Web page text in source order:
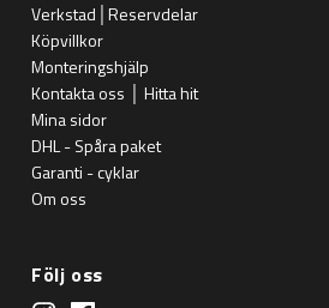
Verkstad│Reservdelar
Köpvillkor
Monteringshjälp
Kontakta oss │ Hitta hit
Mina sidor
DHL - Spåra paket
Garanti - cyklar
Om oss
Följ oss